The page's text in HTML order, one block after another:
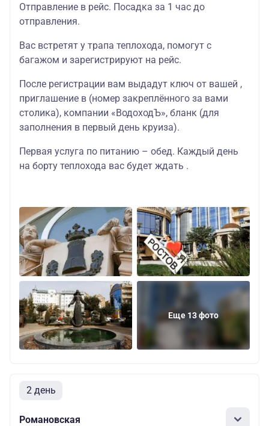
Отправление в рейс. Посадка за 1 час до
отправления.
Вас встретят у трапа теплохода, помогут с
багажом и зарегистрируют на рейс.
После регистрации вам выдадут ключ от вашей ,
приглашение в (номер закреплённого за вами
столика), компании «ВодоходЪ», бланк (для
заполнения в первый день круиза).
Первая услуга по питанию – обед. Каждый день
на борту теплохода вас будет ждать .
Еще 13 фото
2 день
Романовская